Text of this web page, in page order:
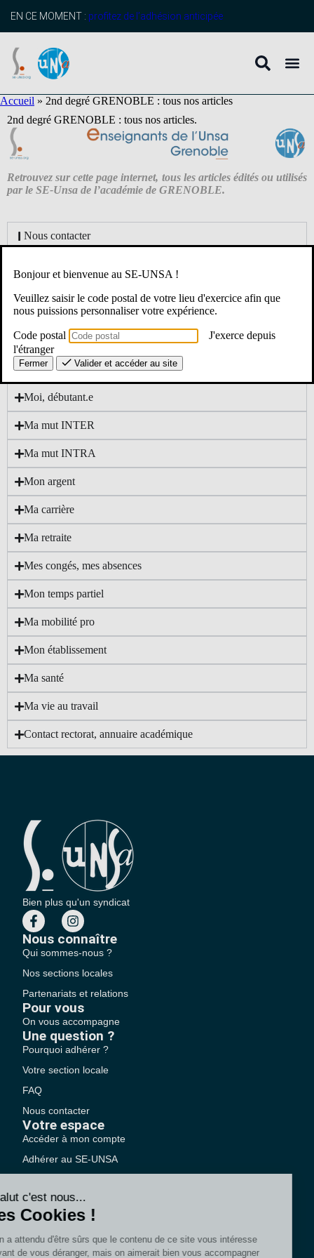
principal
EN CE MOMENT : profitez de l’adhésion anticipée
Accueil » 2nd degré GRENOBLE : tous nos articles
2nd degré GRENOBLE : tous nos articles.
Retrouvez sur cette page internet, tous les articles édités ou utilisés
par le SE-Unsa de l’académie de GRENOBLE.
Nous contacter
2nd degré GRENOBLE : Une question, qui contacter ?​
Actualités académiques et départementales
Actualités par corps
Moi, TZR
Moi, débutant.e
Ma mut INTER
Ma mut INTRA
Mon argent
Ma carrière
Ma retraite
Mes congés, mes absences
Mon temps partiel
Ma mobilité pro
Mon établissement
Ma santé
Ma vie au travail
Contact rectorat, annuaire académique
Bien plus qu'un syndicat
Nous connaître
Qui sommes-nous ?
Nos sections locales
Partenariats et relations
Pour vous
On vous accompagne
Une question ?
Pourquoi adhérer ?
Votre section locale
FAQ
Nous contacter
Votre espace
Accéder à mon compte
Adhérer au SE-UNSA
Bonjour et bienvenue au SE-UNSA !
Veuillez saisir le code postal de votre lieu d'exercice afin que
nous puissions personnaliser votre expérience.
Code postal
J'exerce depuis
l'étranger
Fermer Valider et accéder au site